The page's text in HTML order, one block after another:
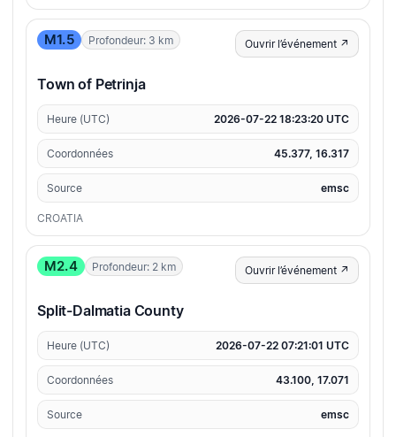
M1.5 Profondeur: 3 km Ouvrir l’événement ↗
Town of Petrinja
Heure (UTC) 2026-07-22 18:23:20 UTC
Coordonnées 45.377, 16.317
Source emsc
CROATIA
M2.4 Profondeur: 2 km Ouvrir l’événement ↗
Split-Dalmatia County
Heure (UTC) 2026-07-22 07:21:01 UTC
Coordonnées 43.100, 17.071
Source emsc